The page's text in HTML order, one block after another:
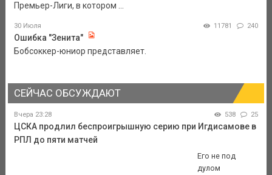
Премьер-Лиги, в котором ...
30 Июля 11781 240
Ошибка "Зенита"
Бобсоккер-юниор представляет.
СЕЙЧАС ОБСУЖДАЮТ
Вчера 23:28 538 25
ЦСКА продлил беспроигрышную серию при Игдисамове в
РПЛ до пяти матчей
Его не под
дулом